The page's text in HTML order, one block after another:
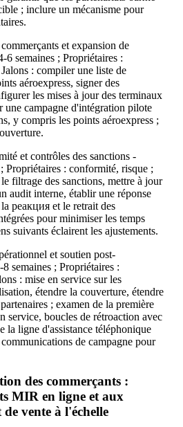
; inclure un mécanisme pour
et expansion de
6 semaines ; Propriétaires :
: compiler une liste de
aéroexpress, signer des
les mises à jour des terminaux
une campagne d'intégration pilote
y compris les points aéroexpress ;
et contrôles des sanctions -
Propriétaires : conformité, risque ;
filtrage des sanctions, mettre à jour
audit interne, établir une réponse
реакция et le retrait des
pour minimiser les temps
suivants éclairent les ajustements.
et soutien post-
semaines ; Propriétaires :
: mise en service sur les
étendre la couverture, étendre
; examen de la première
service, boucles de rétroaction avec
la ligne d'assistance téléphonique
de campagne pour
des commerçants :
MIR en ligne et aux
vente à l'échelle